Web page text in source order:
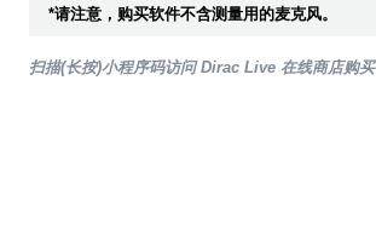
*请注意，购买软件不含测量用的麦克风。
扫描(长按)小程序码访问 Dirac Live 在线商店购买